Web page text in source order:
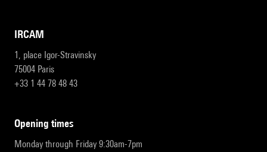
IRCAM
1, place Igor-Stravinsky
75004 Paris
+33 1 44 78 48 43
opening times
Monday through Friday 9:30am-7pm